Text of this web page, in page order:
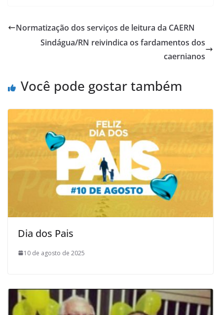
Normatização dos serviços de leitura da CAERN
Sindágua/RN reivindica os fardamentos dos
caernianos
Você pode gostar também
Dia dos Pais
10 de agosto de 2025